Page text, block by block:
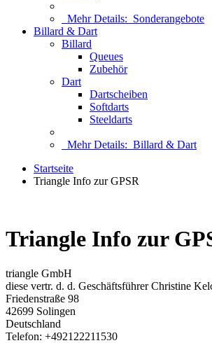
Mehr Details: Sonderangebote
Billard & Dart
Billard
Queues
Zubehör
Dart
Dartscheiben
Softdarts
Steeldarts
Mehr Details: Billard & Dart
Startseite
Triangle Info zur GPSR
Triangle Info zur
triangle GmbH
diese vertr. d. d. Geschäftsführer Christine
Friedenstraße 98
42699 Solingen
Deutschland
Telefon: +492122211530